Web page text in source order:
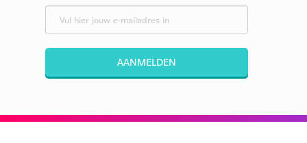
AANMELDEN